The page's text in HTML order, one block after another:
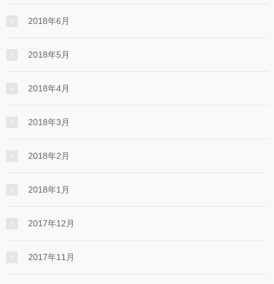
2018年6月
2018年5月
2018年4月
2018年3月
2018年2月
2018年1月
2017年12月
2017年11月